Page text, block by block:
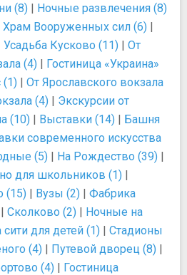
(8) | Ночные развлечения (8)
Храм Вооруженных сил (6) |
Усадьба Кусково (11) | От
(4) | Гостиница «Украина»
(1) | От Ярославского вокзала
(4) | Экскурсии от
(10) | Выставки (14) | Башня
современного искусства
(5) | На Рождество (39) |
для школьников (1) |
(15) | Вузы (2) | Фабрика
| Сколково (2) | Ночные на
для детей (1) | Стадионы
(4) | Путевой дворец (8) |
(4) | Гостиница